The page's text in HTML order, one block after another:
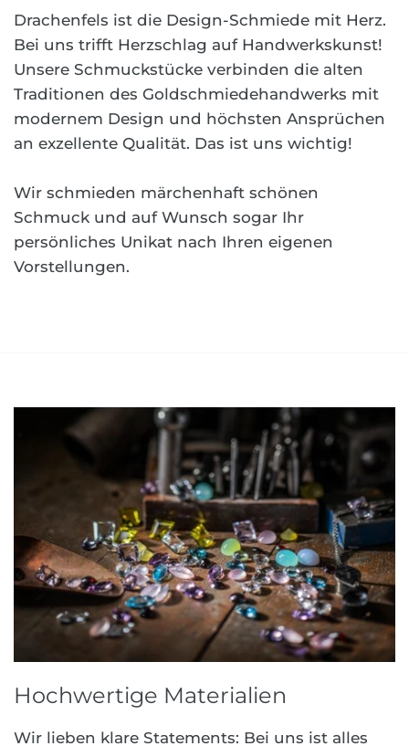
Drachenfels ist die Design-Schmiede mit Herz.
Bei uns trifft Herzschlag auf Handwerkskunst!
Unsere Schmuckstücke verbinden die alten
Traditionen des Goldschmiedehandwerks mit
modernem Design und höchsten Ansprüchen
an exzellente Qualität. Das ist uns wichtig!
Wir schmieden märchenhaft schönen
Schmuck und auf Wunsch sogar Ihr
persönliches Unikat nach Ihren eigenen
Vorstellungen.
Hochwertige Materialien
Wir lieben klare Statements: Bei uns ist alles